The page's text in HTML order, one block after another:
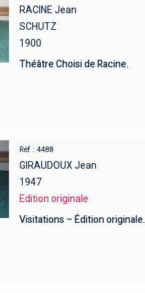
RACINE Jean
SCHUTZ
1900
Théâtre Choisi de Racine.
Réf : 4488
GIRAUDOUX Jean
1947
Edition originale
Visitations – Édition originale.